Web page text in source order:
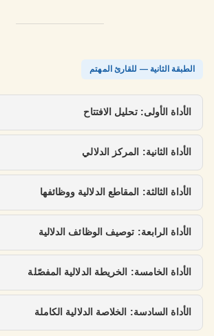
الطبقة الثانية — للقارئ المهتم
الأداة الأولى: تحليل الافتتاح
الأداة الثانية: المركز الدلالي
الأداة الثالثة: المقاطع الدلالية ووظائفها
الأداة الرابعة: توصيف الوظائف الدلالية
الأداة الخامسة: الخريطة الدلالية المفصّلة
الأداة السادسة: الخلاصة الدلالية الكاملة